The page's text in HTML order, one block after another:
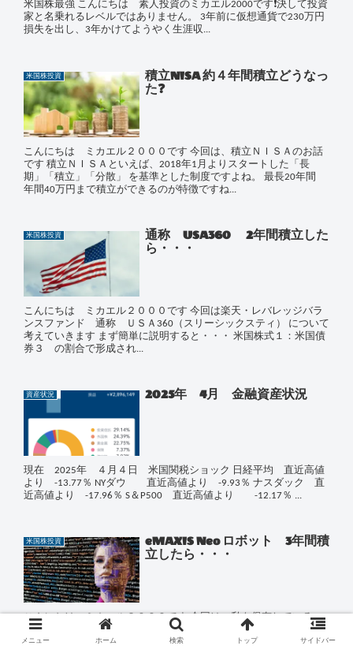
米国株最強 こんにちは 素人投資のミカエル2000です❗️決して投資
家と名乗れるレベルではありません。 3年前に仮想通貨で230万円
損失を出し、3年かけてようやく生涯収...
米国株投資
積立NISA 約４年間積立どうなっ
た❓
こんにちは ミカエル２０００です 今回は、積立ＮＩＳＡのお話
です 積立ＮＩＳＡといえば、2018年1月よりスタートした「長
期」「積立」「分散」 を基準とした制度ですよね。 最長20年間
年間40万円まで積立ができるのが特徴ですね...
米国株投資
通称 USA360 2年間積立した
ら・・・
こんにちは ミカエル２０００です 今回は楽天・レバレッジバラ
ンスファンド 通称 ＵＳＡ360（スリーシックスティ） について
考えていきます まず簡単に説明すると・・・ 米国株式１：米国債
券３ の割合で形成され...
資産状況 2025年 4月 金融資産状況
現在 2025年 ４月４日 米国関税ショック 日経平均 直近高値
より -13.77％ NYダウ 直近高値より -9.93％ ナスダック 直
近高値より -17.96％ S＆P500 直近高値より -12.17％ ...
米国株投資
eMAXIS Neo ロボット 3年間積
立したら・・・
こんにちは ミカエル２０００です 今回は 私も保有している
eMAXIS Neoシリーズのロボットです eMAXISといえば、ＮＩＳＡ枠
などで購入している方が多いのではないでしょうか？ シリーズで
メニュー ホーム 検索 トップ サイドバー